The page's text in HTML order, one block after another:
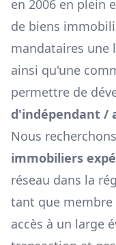
en 2006 en plein
de biens
mandataires une
ainsi qu'une
permettre de
d'indépendant /
Nous
immobiliers
réseau dans la
tant que membre
accès à un large